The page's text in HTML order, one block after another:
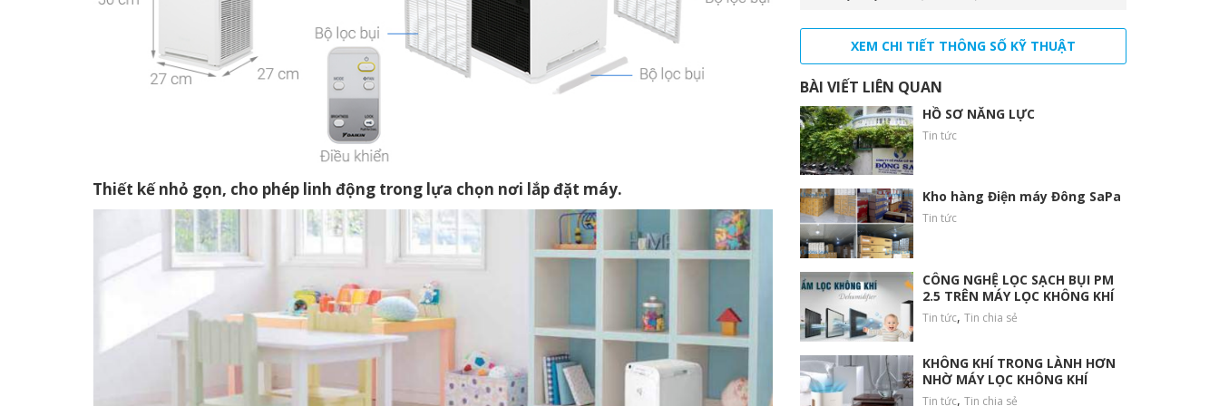
Thiết kế nhỏ gọn, cho phép linh động trong lựa chọn nơi lắp đặt máy.
XEM CHI TIẾT THÔNG SỐ KỸ THUẬT
BÀI VIẾT LIÊN QUAN
HỒ SƠ NĂNG LỰC
Tin tức
Kho hàng Điện máy Đông SaPa
Tin tức
CÔNG NGHỆ LỌC SẠCH BỤI PM
2.5 TRÊN MÁY LỌC KHÔNG KHÍ
Tin tức, Tin chia sẻ
KHÔNG KHÍ TRONG LÀNH HƠN
NHỜ MÁY LỌC KHÔNG KHÍ
Tin tức, Tin chia sẻ